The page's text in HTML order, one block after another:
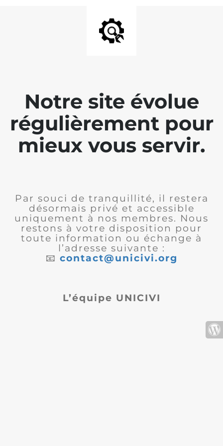
Notre site évolue
régulièrement pour
mieux vous servir.
Par souci de tranquillité, il restera
désormais privé et accessible
uniquement à nos membres. Nous
restons à votre disposition pour
toute information ou échange à
l’adresse suivante :
📧 contact@unicivi.org
L’équipe UNICIVI